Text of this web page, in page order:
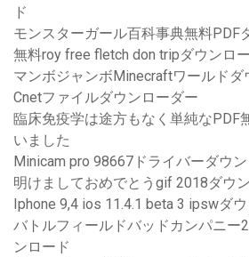
ド
モンスターガール百科事典無料PDF
無料roy free fletch don tripダウンロ
マンボジャンボMinecraftワールドダ
Cnetファイルダウンローダー
臨床免疫学は途方もなく単純なPDF
いました
Minicam pro 98667ドライバーダウ
明けましておめでとうgif 2018ダウ
Iphone 9,4 ios 11.4.1 beta 3 ipswダ
バトルフィールドバッドカンパニー
ンロード